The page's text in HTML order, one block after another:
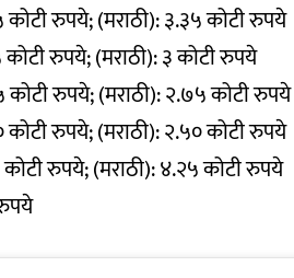
कोटी रुपये; (मराठी): ३.३५ कोटी रुपये
रुपये; (मराठी): ३ कोटी रुपये
कोटी रुपये; (मराठी): २.७५ कोटी रुपये
कोटी रुपये; (मराठी): २.५० कोटी रुपये
कोटी रुपये; (मराठी): ४.२५ कोटी रुपये